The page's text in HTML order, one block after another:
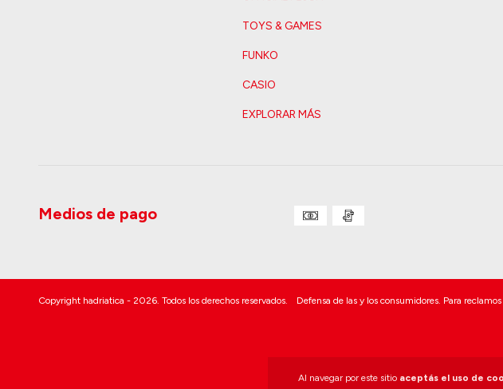
Al navegar por este sitio aceptás el uso de
TOYS & GAMES
FUNKO
CASIO
EXPLORAR MÁS
Medios de pago
Copyright hadriatica - 2026. Todos los derechos reservados. Defensa de las y los consumidores. Para reclamos